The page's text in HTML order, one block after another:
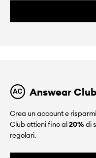
Answear Club
Crea un account e
Club ottieni fino al20%di
regolari.